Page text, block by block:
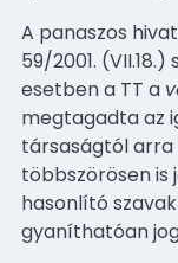
A panaszos
59/2001.
esetben a TT a
megtagadta az
társaságtól arra
többszörösen is
hasonlító
gyaníthatóan